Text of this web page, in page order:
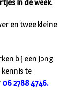
in de week.
en twee kleine
bij een jong
kennis te
06 2788 4746.